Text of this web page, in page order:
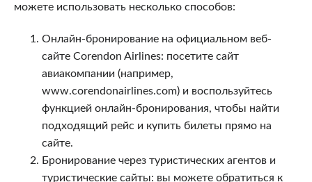
можете использовать несколько способов:
Онлайн-бронирование на официальном веб-
сайте Corendon Airlines: посетите сайт
авиакомпании (например,
www.corendonairlines.com) и воспользуйтесь
функцией онлайн-бронирования, чтобы найти
подходящий рейс и купить билеты прямо на
сайте.
Бронирование через туристических агентов и
туристические сайты: вы можете обратиться к